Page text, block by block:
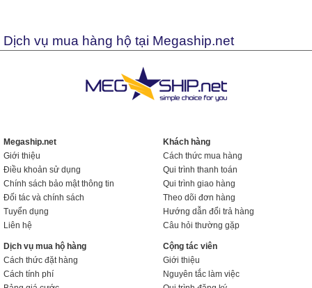
Dịch vụ mua hàng hộ tại Megaship.net
Megaship.net
Giới thiệu
Điều khoản sử dụng
Chính sách bảo mật thông tin
Đối tác và chính sách
Tuyển dụng
Liên hệ
Khách hàng
Cách thức mua hàng
Qui trình thanh toán
Qui trình giao hàng
Theo dõi đơn hàng
Hướng dẫn đổi trả hàng
Câu hỏi thường gặp
Dịch vụ mua hộ hàng
Cách thức đặt hàng
Cách tính phí
Cộng tác viên
Giới thiệu
Nguyên tắc làm việc